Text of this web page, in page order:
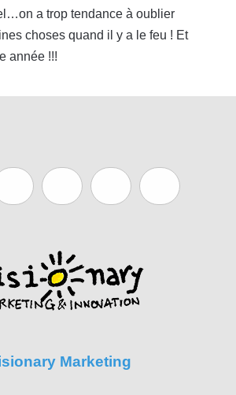
a trop tendance à oublier
choses quand il y a le feu ! Et
année !!!
Marketing